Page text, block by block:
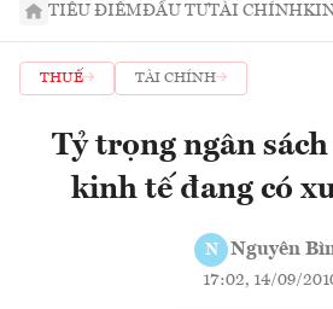
TIÊU ĐIỂMĐẦU TƯTÀI CHÍNH
THUẾ TÀI CHÍNH
Tỷ trọng ngân
kinh tế đang có
N Nguyên
17:02, 14/09/